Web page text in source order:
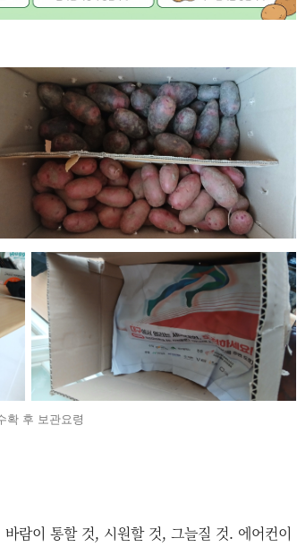
확 후 보관요령
람이 통할 것, 시원할 것, 그늘질 것. 에어컨이